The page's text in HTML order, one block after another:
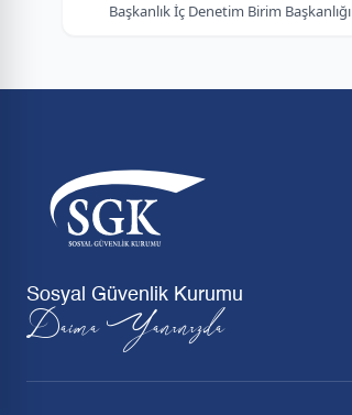
Başkanlık İç Denetim Birim Başkanlığı
Sosyal Güvenlik Kurumu
Daima Yanınızda